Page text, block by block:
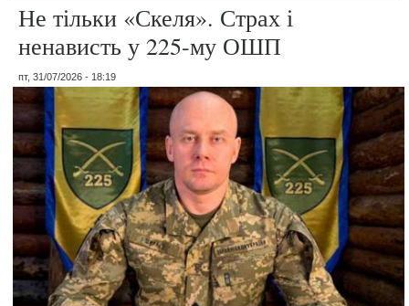
Не тільки «Скеля». Страх і
ненависть у 225-му ОШП
пт, 31/07/2026 - 18:19